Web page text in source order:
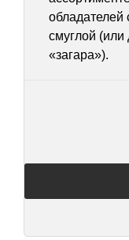
обладателей
смуглой
«загара»).